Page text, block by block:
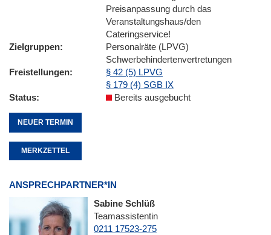
Preisanpassung durch das
Veranstaltungshaus/den
Cateringservice!
Zielgruppen
Personalräte (LPVG)
Schwerbehindertenvertretungen
Freistellungen
§ 42 (5) LPVG
§ 179 (4) SGB IX
Status
Bereits ausgebucht
NEUER TERMIN
MERKZETTEL
ANSPRECHPARTNER*IN
Sabine Schlüß
Teamassistentin
0211 17523-275